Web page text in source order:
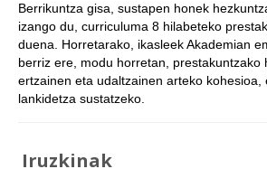
Berrikuntza gisa, sustapen honek
izango du, curriculuma 8 hilabeteko
duena. Horretarako, ikasleek Akademian
berriz ere, modu horretan, prestakuntzako
ertzainen eta udaltzainen arteko kohesioa,
lankidetza sustatzeko.
Iruzkinak